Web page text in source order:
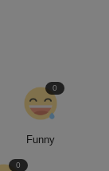
Funny
0
0